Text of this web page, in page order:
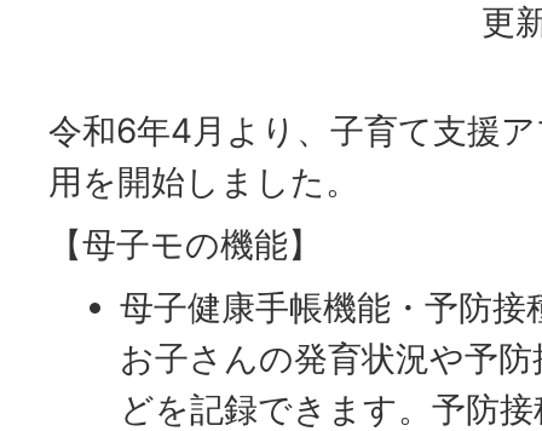
更
令和6年4月より、子育て支援
用を開始しました。
【母子モの機能】
母子健康手帳機能・予防接
お子さんの発育状況や予
どを記録できます。予防